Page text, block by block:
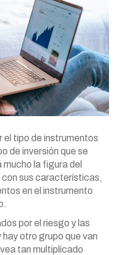
el tipo de instrumentos
de inversión que se
la figura del
sus características,
en el instrumento
por el riesgo y las
otro grupo que van
tan multiplicado